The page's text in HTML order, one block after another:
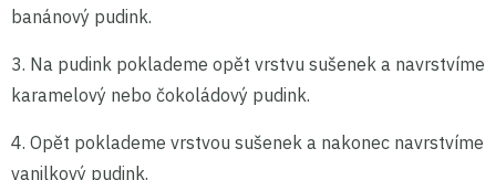
banánový pudink.
3. Na pudink poklademe opět vrstvu sušenek a navrstvíme
karamelový nebo čokoládový pudink.
4. Opět poklademe vrstvou sušenek a nakonec navrstvíme
vanilkový pudink.